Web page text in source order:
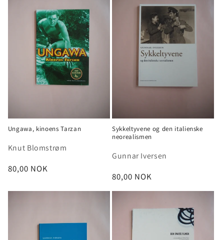
Ungawa, kinoens Tarzan
Knut Blomstrøm
Vanlig
80,00 NOK
Sykkeltyvene og den italienske
neorealismen
Gunnar Iversen
Vanlig
pris
80,00 NOK